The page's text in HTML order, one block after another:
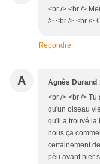
<br /> <br />
/> <br /> <br />
Répondre
A Agnès Durand
<br /> <br />
qu'un oiseau
qu'il a trouvé la
nous ça
certainement
pêu avant hier